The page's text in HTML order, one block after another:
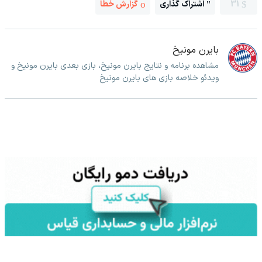
31 اشتراک گذاری گزارش خطا
بایرن مونیخ
مشاهده برنامه و نتایج بایرن مونیخ، بازی بعدی بایرن مونیخ و
ویدئو خلاصه بازی های بایرن مونیخ